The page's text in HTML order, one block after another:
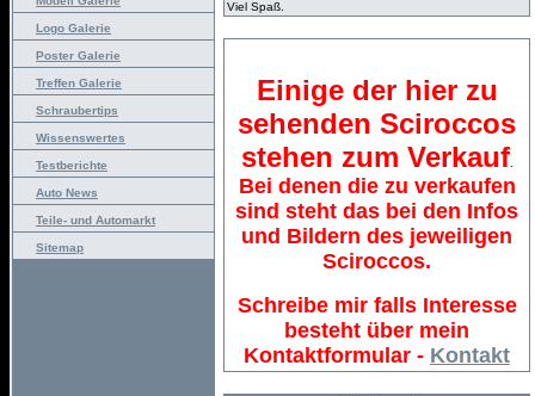
Logo Galerie
Poster Galerie
Treffen Galerie
Schraubertips
Wissenswertes
Testberichte
Auto News
Teile- und Automarkt
Sitemap
Viel Spaß.
Einige der hier zu
sehenden Sciroccos
stehen zum Verkauf
Bei denen die zu verkaufen
sind steht das bei den Infos
und Bildern des jeweiligen
Sciroccos.
Schreibe mir falls Interesse
besteht über mein
Kontaktformular - Kontakt